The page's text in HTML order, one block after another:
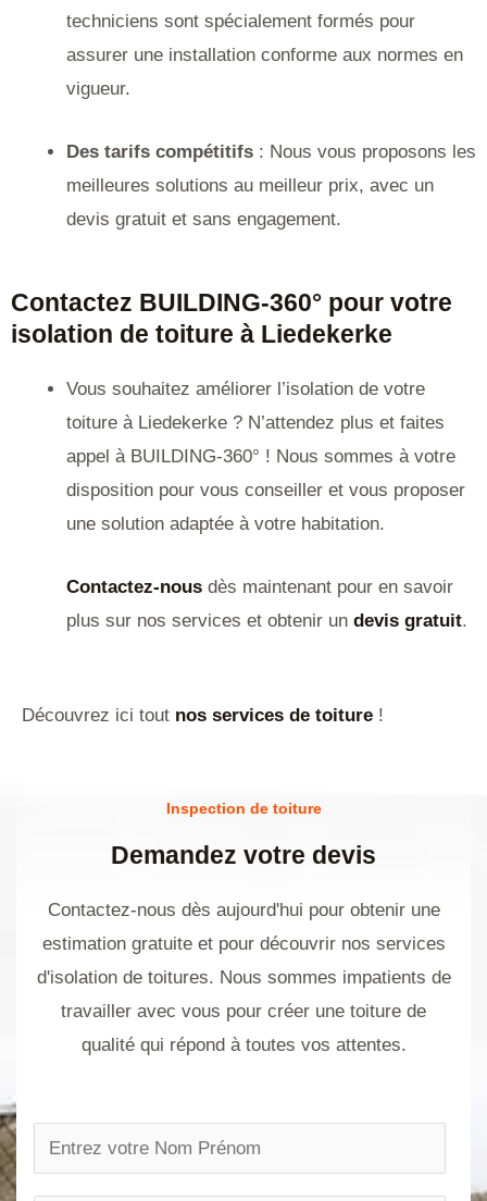
techniciens sont spécialement formés pour
assurer une installation conforme aux normes en
vigueur.
Des tarifs compétitifs : Nous vous proposons les
meilleures solutions au meilleur prix, avec un
devis gratuit et sans engagement.
Contactez BUILDING-360° pour votre
isolation de toiture à Liedekerke
Vous souhaitez améliorer l’isolation de votre
toiture à Liedekerke ? N’attendez plus et faites
appel à BUILDING-360° ! Nous sommes à votre
disposition pour vous conseiller et vous proposer
une solution adaptée à votre habitation.
Contactez-nous dès maintenant pour en savoir
plus sur nos services et obtenir un devis gratuit.
Découvrez ici tout nos services de toiture !
Inspection de toiture
Demandez votre devis
Contactez-nous dès aujourd'hui pour obtenir une
estimation gratuite et pour découvrir nos services
d'isolation de toitures. Nous sommes impatients de
travailler avec vous pour créer une toiture de
qualité qui répond à toutes vos attentes.
a